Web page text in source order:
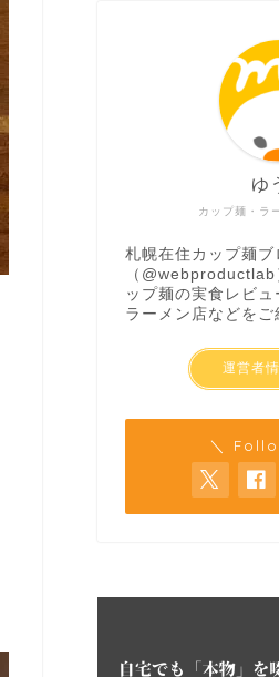
カップ麺・ラ
ゆ
札幌在住カップ麺ブ
（ @webproductlab
ップ麺の実食レビ
ラーメン店などをご
運営者
＼